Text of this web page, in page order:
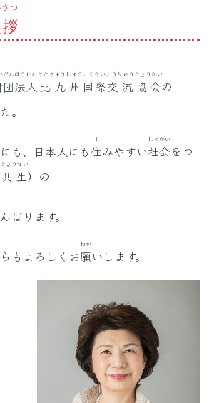
つ
だん
法人
ほうじん
北九州
きたきゅうしゅう
国際
こくさい
交流
こうりゅう
協会
きょうかい
の
。
にも、日本人にも 住
す
みやすい社会
しゃかい
をつ
共生
きょうせい
）の
ります。
もよろしくお願
ねが
いします。